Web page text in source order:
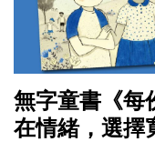
無字童書《每
在情緒，選擇